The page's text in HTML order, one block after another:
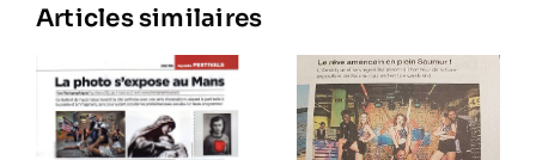
Articles similaires
Cheers
Up À La